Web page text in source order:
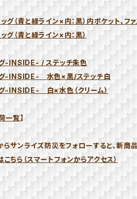
グ（青と緑ライン×内：黒）内ポケット、フ
グ（青と緑ライン×内：黒）
-INSIDE- / ステッチ朱色
グ-INSIDE- 水色×黒/ステッチ白
-INSIDE- 白×水色（クリーム）
一覧】
サンライズ防災をフォローすると、新商
ちら（スマートフォンからアクセス）